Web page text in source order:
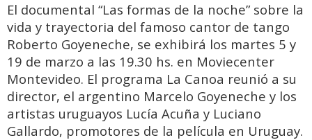
El documental “Las formas de la noche” sobre la
vida y trayectoria del famoso cantor de tango
Roberto Goyeneche, se exhibirá los martes 5 y
19 de marzo a las 19.30 hs. en Moviecenter
Montevideo. El programa La Canoa reunió a su
director, el argentino Marcelo Goyeneche y los
artistas uruguayos Lucía Acuña y Luciano
Gallardo, promotores de la película en Uruguay.